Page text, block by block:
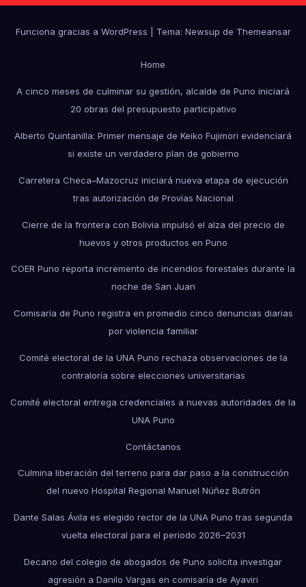
Funciona gracias a WordPress Tema: Newsup de Themeansar
Home
A cinco meses de culminar su gestión, alcalde de Puno iniciará
20 obras del presupuesto participativo
Alberto Quintanilla: Primer mensaje de Keiko Fujimori evidenciará
si existe un verdadero plan de gobierno
Carretera Checa–Mazocruz iniciará nueva etapa de ejecución
tras autorización de Provías Nacional
Cierre de la frontera con Bolivia impulsó el alza del precio de
huevos y otros productos en Puno
COER Puno reporta incremento de incendios forestales durante la
noche de San Juan
Comisaría de Puno registra en promedio cinco denuncias diarias
por violencia familiar
Comité electoral de la UNA Puno rechaza observaciones de la
contraloría sobre elecciones universitarias
Comité electoral entrega credenciales a nuevas autoridades de la
UNA Puno
Contáctanos
Culmina liberación del terreno para dar paso a la construcción
del nuevo Hospital Regional Manuel Núñez Butrón
Dante Salas Ávila es elegido rector de la UNA Puno tras segunda
vuelta electoral para el periodo 2026–2031
Decano del colegio de abogados de Puno solicita investigar
agresión a Danilo Vargas en comisaría de Ayaviri